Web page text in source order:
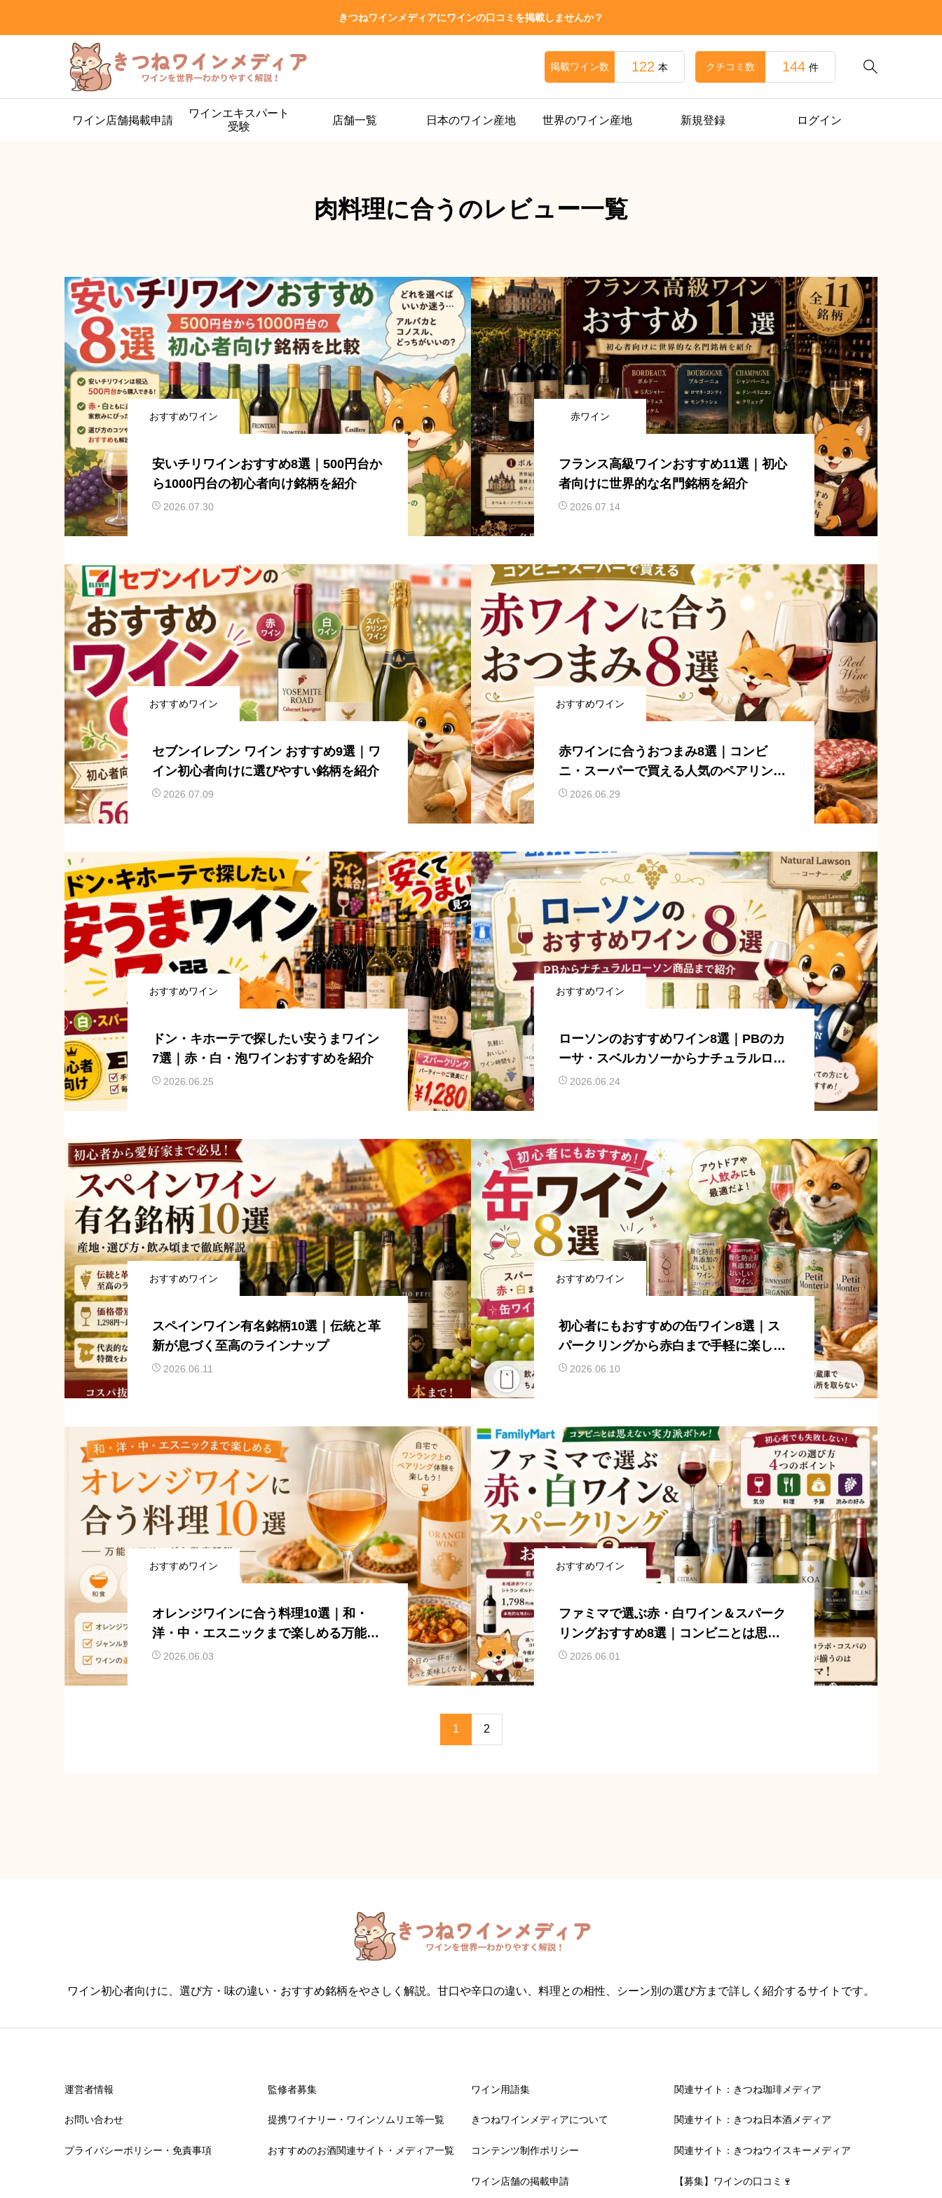
きつねワインメディアにワインの口コミを掲載しませんか？

掲載ワイン数 122 本 クチコミ数 144 件
ワイン店舗掲載申請
ワインエキスパート
受験
店舗一覧 日本のワイン産地 世界のワイン産地 新規登録 ログイン
肉料理に合うのレビュー一覧
おすすめワイン
安いチリワインおすすめ8選｜500円台か
ら1000円台の初心者向け銘柄を紹介
2026.07.30
赤ワイン
フランス高級ワインおすすめ11選｜初心
者向けに世界的な名門銘柄を紹介
2026.07.14
おすすめワイン
セブンイレブン ワイン おすすめ9選｜ワ
イン初心者向けに選びやすい銘柄を紹介
2026.07.09
おすすめワイン
赤ワインに合うおつまみ8選｜コンビ
ニ・スーパーで買える人気のペアリング
を紹介
2026.06.29
おすすめワイン
ドン・キホーテで探したい安うまワイン
7選｜赤・白・泡ワインおすすめを紹介
2026.06.25
おすすめワイン
ローソンのおすすめワイン8選｜PBのカ
ーサ・スベルカソーからナチュラルロー
ソン商品まで紹介
2026.06.24
おすすめワイン
スペインワイン有名銘柄10選｜伝統と革
新が息づく至高のラインナップ
2026.06.11
おすすめワイン
初心者にもおすすめの缶ワイン8選｜ス
パークリングから赤白まで手軽に楽しめ
る缶ワインを厳選
2026.06.10
おすすめワイン
オレンジワインに合う料理10選｜和・
洋・中・エスニックまで楽しめる万能ペ
アリング
2026.06.03
おすすめワイン
ファミマで選ぶ赤・白ワイン＆スパーク
リングおすすめ8選｜コンビニとは思え
ない実力派ボトル
2026.06.01
1 2
ワイン初心者向けに、選び方・味の違い・おすすめ銘柄をやさしく解説。甘口や辛口の違い、料理との相性、シーン別の選び方まで詳しく紹介するサイトです。
運営者情報
お問い合わせ
プライバシーポリシー・免責事項
監修者募集
提携ワイナリー・ワインソムリエ等一覧
おすすめのお酒関連サイト・メディア一覧
ワイン用語集
きつねワインメディアについて
コンテンツ制作ポリシー
ワイン店舗の掲載申請
関連サイト：きつね珈琲メディア
関連サイト：きつね日本酒メディア
関連サイト：きつねウイスキーメディア
【募集】ワインの口コミ🍷